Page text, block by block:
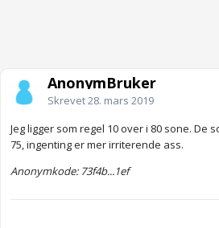
AnonymBruker
Skrevet28. mars 2019
Jeg ligger som regel 10 over i 80 sone. De
75, ingenting er mer irriterende ass.
Anonymkode: 73f4b...1ef